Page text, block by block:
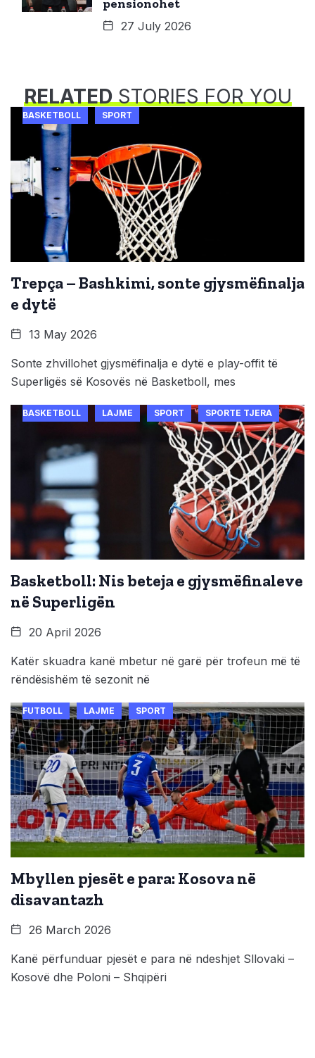
pensionohet
27 July 2026
RELATEDSTORIES FOR YOU
BASKETBOLL SPORT
Trepça – Bashkimi, sonte gjysmëfinalja
e dytë
13 May 2026
Sonte zhvillohet gjysmëfinalja e dytë e play-offit të
Superligës së Kosovës në Basketboll, mes
BASKETBOLL LAJME SPORT SPORTE TJERA
Basketboll: Nis beteja e gjysmëfinaleve
në Superligën
20 April 2026
Katër skuadra kanë mbetur në garë për trofeun më të
rëndësishëm të sezonit në
FUTBOLL LAJME SPORT
Mbyllen pjesët e para: Kosova në
disavantazh
26 March 2026
Kanë përfunduar pjesët e para në ndeshjet Sllovaki –
Kosovë dhe Poloni – Shqipëri